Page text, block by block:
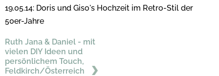
19.05.14: Doris und Giso's Hochzeit im Retro-Stil der
50er-Jahre
Ruth Jana & Daniel - mit
vielen DIY Ideen und
persönlichem Touch,
Feldkirch/Österreich